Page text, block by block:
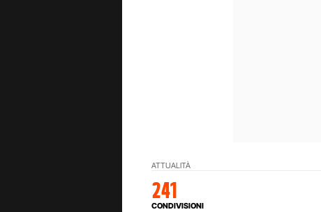
ATTUALITÀ
241
CONDIVISIONI